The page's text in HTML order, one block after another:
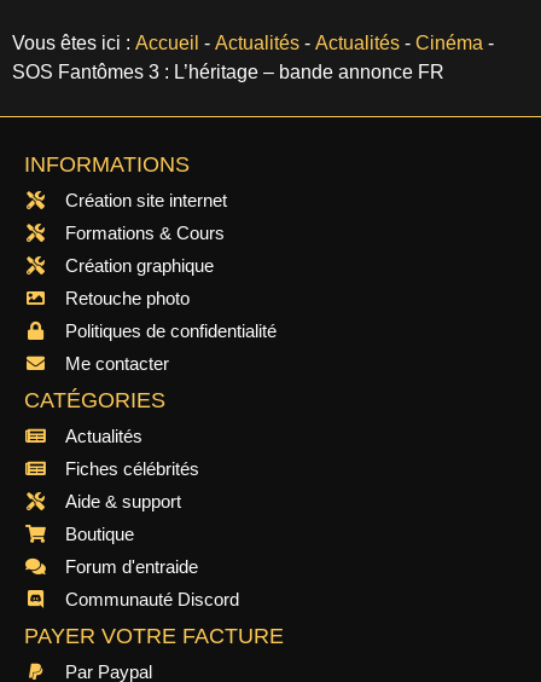
Vous êtes ici : Accueil - Actualités - Actualités - Cinéma -
SOS Fantômes 3 : L’héritage – bande annonce FR
INFORMATIONS
Création site internet
Formations & Cours
Création graphique
Retouche photo
Politiques de confidentialité
Me contacter
CATÉGORIES
Actualités
Fiches célébrités
Aide & support
Boutique
Forum d'entraide
Communauté Discord
PAYER VOTRE FACTURE
Par Paypal